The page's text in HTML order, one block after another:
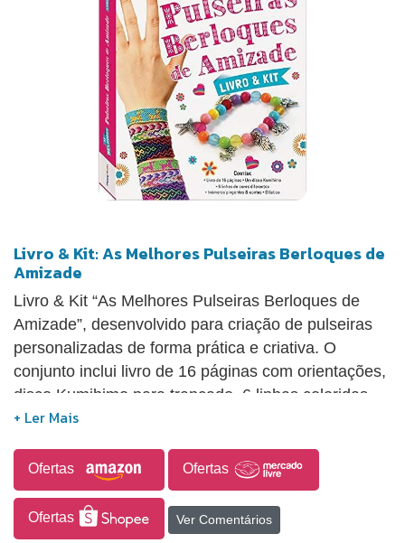
Livro & Kit: As Melhores Pulseiras Berloques de
Amizade
Livro & Kit “As Melhores Pulseiras Berloques de
Amizade”, desenvolvido para criação de pulseiras
personalizadas de forma prática e criativa. O
conjunto inclui livro de 16 páginas com orientações,
disco Kumihimo para trançado, 6 linhas coloridas,
além de pingentes, contas e elástico para
recreativas, estimula a coordenação motora, a
criatividade e o aprendizado de técnicas artesanais,
sendo ideal para momentos de lazer e interação.
Ofertas Ofertas
Ofertas Ver Comentários